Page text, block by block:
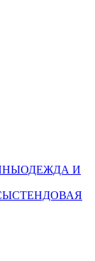
ОДЕЖДА И
СТЕНДОВАЯ